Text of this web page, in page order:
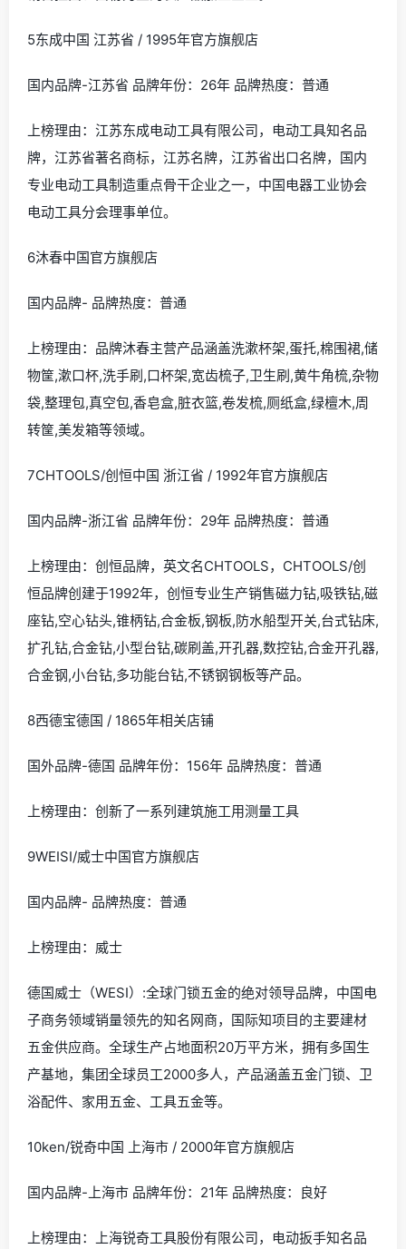
5东成中国 江苏省 / 1995年官方旗舰店
国内品牌-江苏省 品牌年份：26年 品牌热度：普通
上榜理由：江苏东成电动工具有限公司，电动工具知名品
牌，江苏省著名商标，江苏名牌，江苏省出口名牌，国内
专业电动工具制造重点骨干企业之一，中国电器工业协会
电动工具分会理事单位。
6沐春中国官方旗舰店
国内品牌- 品牌热度：普通
上榜理由：品牌沐春主营产品涵盖洗漱杯架,蛋托,棉围裙,储
物筐,漱口杯,洗手刷,口杯架,宽齿梳子,卫生刷,黄牛角梳,杂物
袋,整理包,真空包,香皂盒,脏衣篮,卷发梳,厕纸盒,绿檀木,周
转筐,美发箱等领域。
7CHTOOLS/创恒中国 浙江省 / 1992年官方旗舰店
国内品牌-浙江省 品牌年份：29年 品牌热度：普通
上榜理由：创恒品牌，英文名CHTOOLS，CHTOOLS/创
恒品牌创建于1992年，创恒专业生产销售磁力钻,吸铁钻,磁
座钻,空心钻头,锥柄钻,合金板,钢板,防水船型开关,台式钻床,
扩孔钻,合金钻,小型台钻,碳刷盖,开孔器,数控钻,合金开孔器,
合金钢,小台钻,多功能台钻,不锈钢钢板等产品。
8西德宝德国 / 1865年相关店铺
国外品牌-德国 品牌年份：156年 品牌热度：普通
上榜理由：创新了一系列建筑施工用测量工具
9WEISI/威士中国官方旗舰店
国内品牌- 品牌热度：普通
上榜理由：威士
德国威士（WESI）:全球门锁五金的绝对领导品牌，中国电
子商务领域销量领先的知名网商，国际知项目的主要建材
五金供应商。全球生产占地面积20万平方米，拥有多国生
产基地，集团全球员工2000多人，产品涵盖五金门锁、卫
浴配件、家用五金、工具五金等。
10ken/锐奇中国 上海市 / 2000年官方旗舰店
国内品牌-上海市 品牌年份：21年 品牌热度：良好
上榜理由：上海锐奇工具股份有限公司，电动扳手知名品